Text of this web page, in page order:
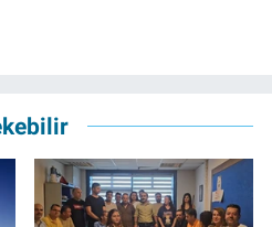
2023'te İzmir'de başlayan
izgazete.net’te editör olarak